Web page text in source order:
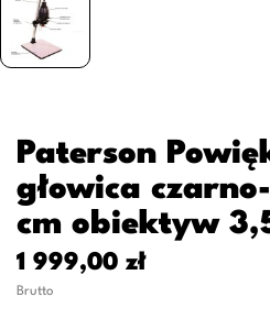
Paterson
głowica
cm obiektyw
1 999,00 zł
Brutto